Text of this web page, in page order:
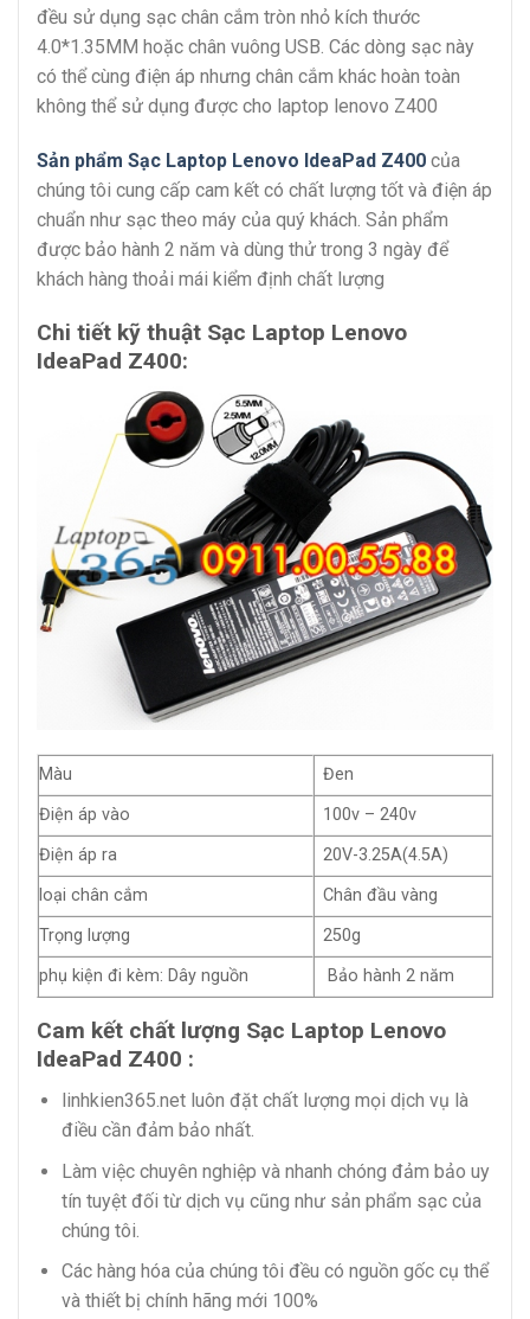
đều sử dụng sạc chân cắm tròn nhỏ kích thước
4.0*1.35MM hoặc chân vuông USB. Các dòng sạc này
có thể cùng điện áp nhưng chân cắm khác hoàn toàn
không thể sử dụng được cho laptop lenovo Z400
Sản phẩm Sạc Laptop Lenovo IdeaPad Z400 của
chúng tôi cung cấp cam kết có chất lượng tốt và điện áp
chuẩn như sạc theo máy của quý khách. Sản phẩm
được bảo hành 2 năm và dùng thử trong 3 ngày để
khách hàng thoải mái kiểm định chất lượng
Chi tiết kỹ thuật Sạc Laptop Lenovo
IdeaPad Z400:
Màu
Đen
Điện áp vào
100v – 240v
Điện áp ra
20V-3.25A(4.5A)
loại chân cắm
Chân đầu vàng
Trọng lượng
250g
phụ kiện đi kèm: Dây nguồn
Bảo hành 2 năm
Cam kết chất lượng Sạc Laptop Lenovo
IdeaPad Z400 :
linhkien365.net luôn đặt chất lượng mọi dịch vụ là
điều cần đảm bảo nhất.
Làm việc chuyên nghiệp và nhanh chóng đảm bảo uy
tín tuyệt đối từ dịch vụ cũng như sản phẩm sạc của
chúng tôi.
Các hàng hóa của chúng tôi đều có nguồn gốc cụ thể
và thiết bị chính hãng mới 100%